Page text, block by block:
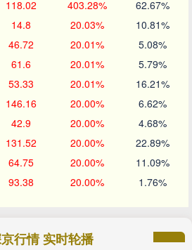
118.02 403.28% 62.67%
14.8 20.03% 10.81%
46.72 20.01% 5.08%
61.6 20.01% 5.79%
53.33 20.01% 16.21%
146.16 20.00% 6.62%
42.9 20.00% 4.68%
131.52 20.00% 22.89%
64.75 20.00% 11.09%
93.38 20.00% 1.76%
行情 实时轮播